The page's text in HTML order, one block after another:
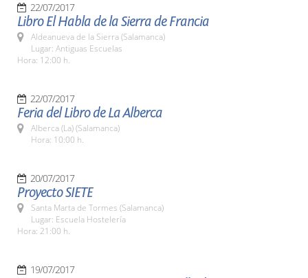
22/07/2017
Libro El Habla de la Sierra de Francia
Aldeanueva de la Sierra (Salamanca)
Lugar: Antiguas Escuelas
Hora: 12:00 h.
22/07/2017
Feria del Libro de La Alberca
Alberca (La) (Salamanca)
Hora: 10:00 h.
20/07/2017
Proyecto SIETE
Santa Marta de Tormes (Salamanca)
Lugar: Escuela Hostelería
Hora: 21:00 h.
19/07/2017